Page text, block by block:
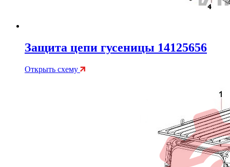
Защита цепи гусеницы 14125656
Открыть схему